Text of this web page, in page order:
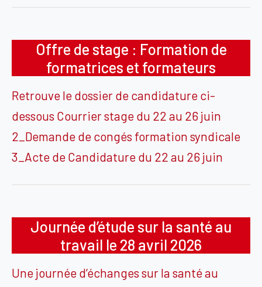
Offre de stage : Formation de
formatrices et formateurs
Retrouve le dossier de candidature ci-
dessous Courrier stage du 22 au 26 juin
2_Demande de congés formation syndicale
3_Acte de Candidature du 22 au 26 juin
Journée d’étude sur la santé au
travail le 28 avril 2026
Une journée d’échanges sur la santé au